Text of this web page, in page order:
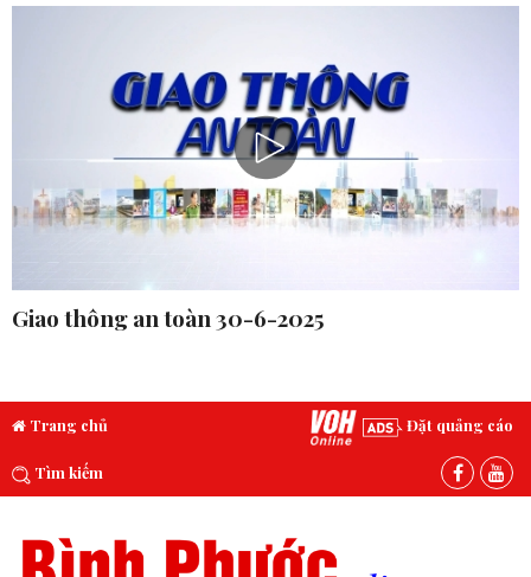
Giao thông an toàn 30-6-2025
Trang chủ Đặt quảng cáo
Tìm kiếm